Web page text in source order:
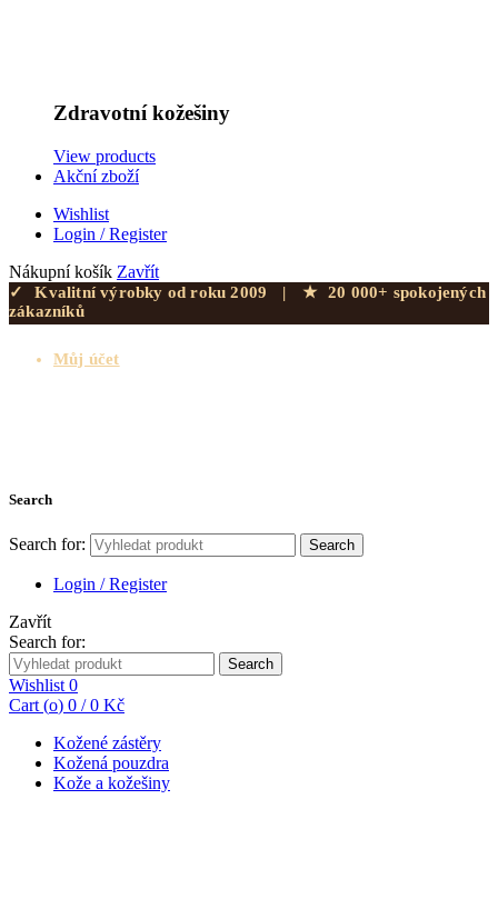
Zdravotní kožešiny
View products
Akční zboží
Wishlist
Login / Register
Nákupní košík Zavřít
✓ Kvalitní výrobky od roku 2009 | ★
20 000+ spokojených
zákazníků
Můj účet
Search
Search for: Search
Login / Register
Zavřít
Search for:
Search
Wishlist 0
Cart (o) 0 / 0 Kč
Kožené zástěry
Kožená pouzdra
Kože a kožešiny